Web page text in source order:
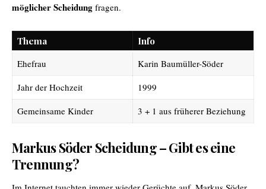
möglicher Scheidung fragen.
Thema
Info
Ehefrau
Karin Baumüller-Söder
Jahr der Hochzeit
1999
Gemeinsame Kinder
3 + 1 aus früherer Beziehung
Markus Söder Scheidung – Gibt es eine
Trennung?